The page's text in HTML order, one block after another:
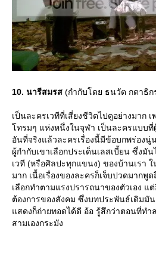
10. นารีสมรส (กำกับโดย ธนวัต กตาธิ
เป็นละครเวทีที่เสี่ยงชีวิตไปดูอย่างมาก
ทรมๆ แห่งหนึ่งในจุฬา เป็นละครแบบที่
อันที่จริงแล้วละครเรื่องนี้มีข้อบกพร่อง
ผู้กำกับเขาเลือกประเด็นเลสเบี้ยน ซึ่งมั
เวที (หรือศิลปะทุกแขนง) ของบ้านเรา
มาก เนื้อเรื่องของละครก็เจ็บปวดมากพู
เลือกทำตามแรงปรารถนาของตัวเอง แ
ต้องการของสังคม ซึ่งบทประพันธ์เดิมมั
สดงก็ถ่ายทอดได้ดี อ้อ รู้สึกว่าตอนที่ทำ
สามเองกระมัง